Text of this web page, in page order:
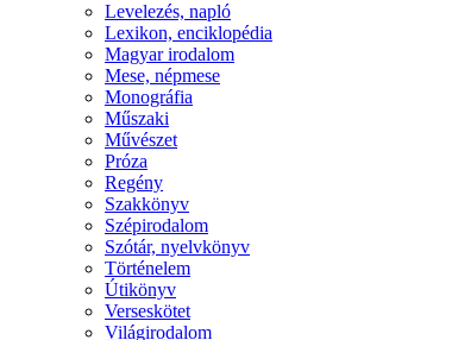
Levelezés, napló
Lexikon, enciklopédia
Magyar irodalom
Mese, népmese
Monográfia
Műszaki
Művészet
Próza
Regény
Szakkönyv
Szépirodalom
Szótár, nyelvkönyv
Történelem
Útikönyv
Verseskötet
Világirodalom